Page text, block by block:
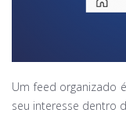
Um feed organizado
seu interesse dentro